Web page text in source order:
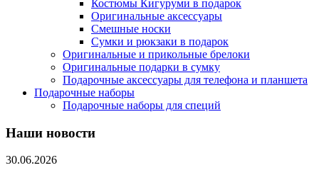
Костюмы Кигуруми в подарок
Оригинальные аксессуары
Смешные носки
Сумки и рюкзаки в подарок
Оригинальные и прикольные брелоки
Оригинальные подарки в сумку
Подарочные аксессуары для телефона и планшета
Подарочные наборы
Подарочные наборы для специй
Наши новости
30.06.2026